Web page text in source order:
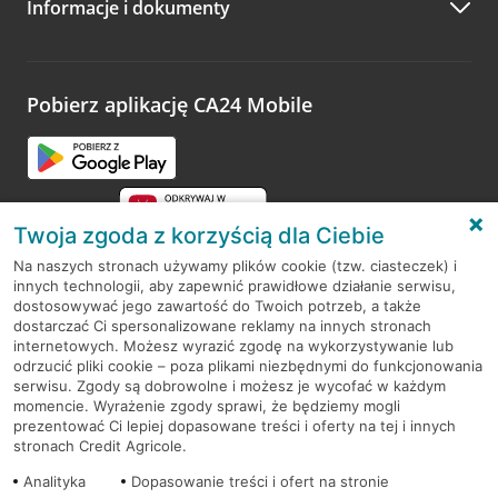
Zachęcamy do podzielenia się z nami opinią o wizycie.
opinie.
Informacje i dokumenty
Pobierz aplikację CA24 Mobile
RODO
Regulamin serwisu
Mapa serwisu
PolitykaCookies
Twoja zgoda z korzyścią dla Ciebie
Na naszych stronach używamy plików cookie (tzw. ciasteczek) i
innych technologii, aby zapewnić prawidłowe działanie serwisu,
dostosowywać jego zawartość do Twoich potrzeb, a także
dostarczać Ci spersonalizowane reklamy na innych stronach
internetowych. Możesz wyrazić zgodę na wykorzystywanie lub
odrzucić pliki cookie – poza plikami niezbędnymi do funkcjonowania
serwisu. Zgody są dobrowolne i możesz je wycofać w każdym
momencie. Wyrażenie zgody sprawi, że będziemy mogli
prezentować Ci lepiej dopasowane treści i oferty na tej i innych
stronach Credit Agricole.
Analityka
Dopasowanie treści i ofert na stronie